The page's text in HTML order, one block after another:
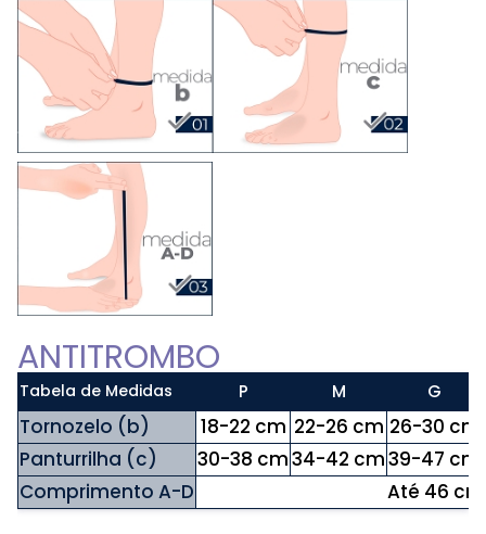
ANTITROMBO
Tabela de Medidas P M G
Tornozelo (b) 18-22 cm 22-26 cm 26-30 cm
Panturrilha (c)
30-38 cm34-42 cm39-47 cm
Comprimento A-D
Até 46 cm